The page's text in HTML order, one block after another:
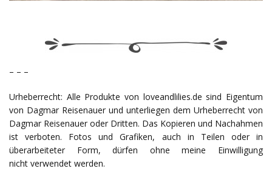
– – –
Urheberrecht: Alle Produkte von loveandlilies.de sind Eigentum
von Dagmar Reisenauer und unterliegen dem Urheberrecht von
Dagmar Reisenauer oder Dritten. Das Kopieren und Nachahmen
ist verboten. Fotos und Grafiken, auch in Teilen oder in
überarbeiteter Form, dürfen ohne meine Einwilligung
nicht verwendet werden.